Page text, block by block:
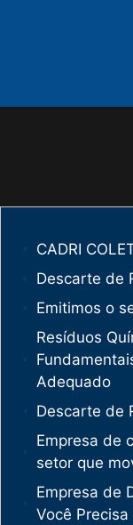
CADRI
Descarte de
Emitimos o
Resíduos
Adequado
Descarte de
Empresa de
setor que
Empresa de
Você